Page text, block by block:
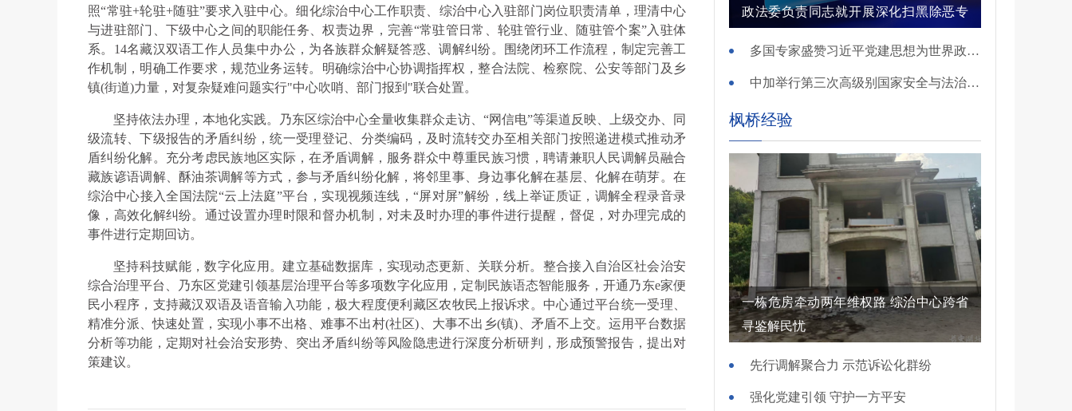
照“常驻+轮驻+随驻”要求入驻中心。细化综治中心工作职责、综治中心入驻部门岗位职责清单，理清中心
与进驻部门、下级中心之间的职能任务、权责边界，完善“常驻管日常、轮驻管行业、随驻管个案”入驻体
系。14名藏汉双语工作人员集中办公，为各族群众解疑答惑、调解纠纷。围绕闭环工作流程，制定完善工
作机制，明确工作要求，规范业务运转。明确综治中心协调指挥权，整合法院、检察院、公安等部门及乡
镇(街道)力量，对复杂疑难问题实行"中心吹哨、部门报到"联合处置。
坚持依法办理，本地化实践。乃东区综治中心全量收集群众走访、“网信电”等渠道反映、上级交办、同
级流转、下级报告的矛盾纠纷，统一受理登记、分类编码，及时流转交办至相关部门按照递进模式推动矛
盾纠纷化解。充分考虑民族地区实际，在矛盾调解，服务群众中尊重民族习惯，聘请兼职人民调解员融合
藏族谚语调解、酥油茶调解等方式，参与矛盾纠纷化解，将邻里事、身边事化解在基层、化解在萌芽。在
综治中心接入全国法院“云上法庭”平台，实现视频连线，“屏对屏”解纷，线上举证质证，调解全程录音录
像，高效化解纠纷。通过设置办理时限和督办机制，对未及时办理的事件进行提醒，督促，对办理完成的
事件进行定期回访。
坚持科技赋能，数字化应用。建立基础数据库，实现动态更新、关联分析。整合接入自治区社会治安
综合治理平台、乃东区党建引领基层治理平台等多项数字化应用，定制民族语态智能服务，开通乃东e家便
民小程序，支持藏汉双语及语音输入功能，极大程度便利藏区农牧民上报诉求。中心通过平台统一受理、
精准分派、快速处置，实现小事不出格、难事不出村(社区)、大事不出乡(镇)、矛盾不上交。运用平台数据
分析等功能，定期对社会治安形势、突出矛盾纠纷等风险隐患进行深度分析研判，形成预警报告，提出对
策建议。
政法委负责同志就开展深化扫黑除恶专
多国专家盛赞习近平党建思想为世界政党建设提供重要启迪
中加举行第三次高级别国家安全与法治对话
枫桥经验
一栋危房牵动两年维权路 综治中心跨省
寻鉴解民忧
先行调解聚合力 示范诉讼化群纷
强化党建引领 守护一方平安